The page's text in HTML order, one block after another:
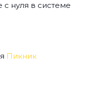
с нуля в системе
Пикник